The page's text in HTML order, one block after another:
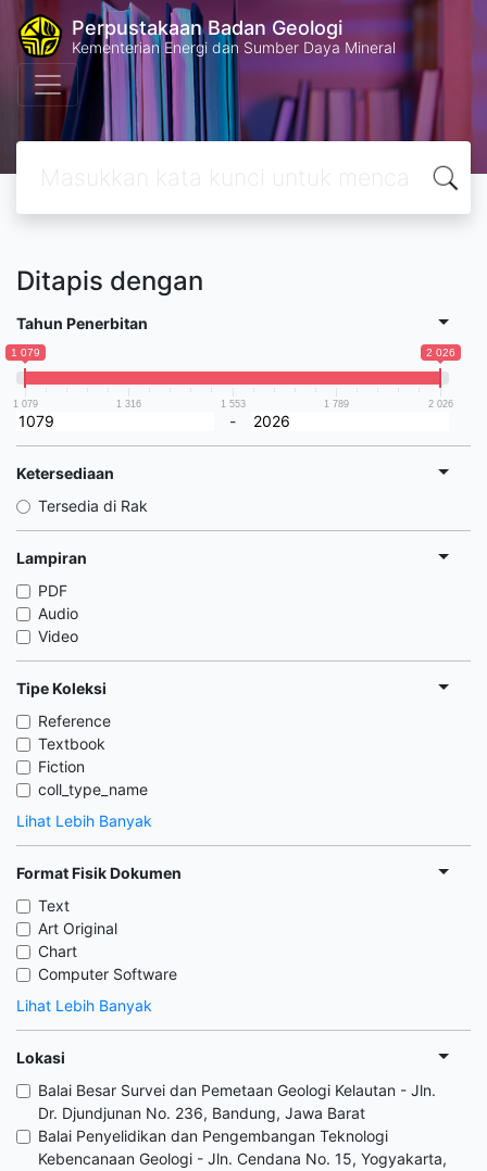
Perpustakaan Badan Geologi
Kementerian Energi dan Sumber Daya Mineral
Ditapis dengan
Tahun Penerbitan
1 079 2 026
1 079 1 316 1 553 1 789 2 026
-
Ketersediaan
Tersedia di Rak
Lampiran
PDF
Audio
Video
Tipe Koleksi
Reference
Textbook
Fiction
coll_type_name
Lihat Lebih Banyak
Format Fisik Dokumen
Text
Art Original
Chart
Computer Software
Lihat Lebih Banyak
Lokasi
Balai Besar Survei dan Pemetaan Geologi Kelautan - Jln.
Dr. Djundjunan No. 236, Bandung, Jawa Barat
Balai Penyelidikan dan Pengembangan Teknologi
Kebencanaan Geologi - Jln. Cendana No. 15, Yogyakarta,